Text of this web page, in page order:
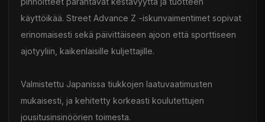
käyttöikää. Street Advance Z -iskunvaimentimet sopivat
erinomaisesti sekä päivittäiseen ajoon että sporttiseen
ajotyyliin, kaikenlaisille kuljettajille.
Valmistettu Japanissa tiukkojen laatuvaatimusten
mukaisesti, ja kehitetty korkeasti koulutettujen
jousitusinsinöörien toimesta.